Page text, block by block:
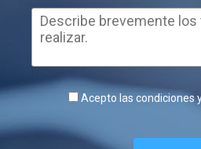
Acepto las condiciones